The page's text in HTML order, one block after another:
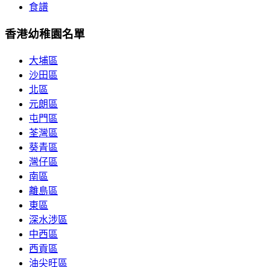
食譜
香港幼稚園名單
大埔區
沙田區
北區
元朗區
屯門區
荃灣區
葵青區
灣仔區
南區
離島區
東區
深水涉區
中西區
西貢區
油尖旺區